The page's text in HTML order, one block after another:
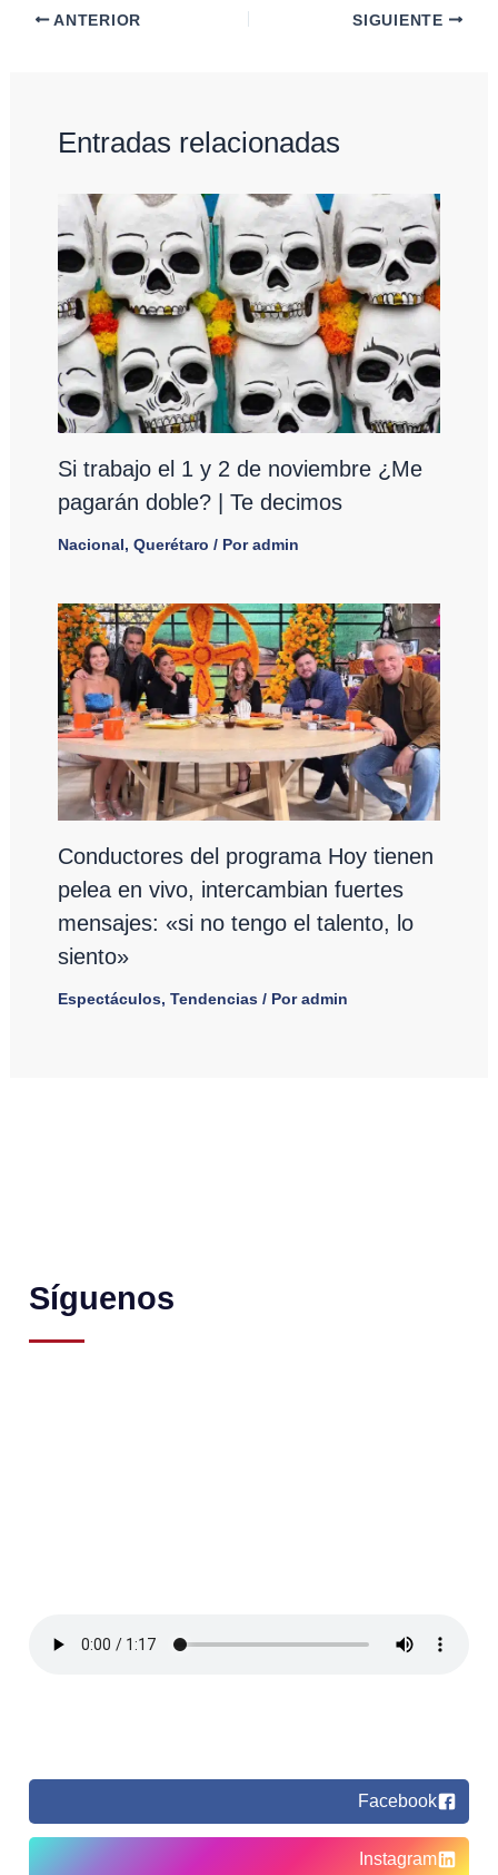
ANTERIOR SIGUIENTE
Entradas relacionadas
Si trabajo el 1 y 2 de noviembre ¿Me
pagarán doble? | Te decimos
Nacional, Querétaro / Poradmin
Conductores del programa Hoy tienen
pelea en vivo, intercambian fuertes
mensajes: «si no tengo el talento, lo
siento»
Espectáculos, Tendencias/ Poradmin
Síguenos
Facebook
Instagram